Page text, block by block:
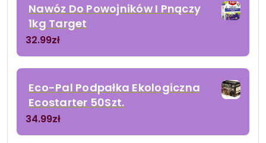
Nawóz Do Powojników I Pnączy
1kg Target
32.99zł
Eco-Pal Podpałka Ekologiczna
Ecostarter 50Szt.
34.99zł